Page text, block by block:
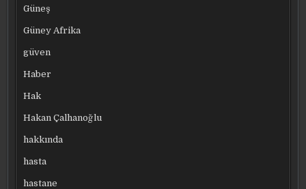
Güneş
Güney Afrika
güven
Haber
Hak
Hakan Çalhanoğlu
hakkında
hasta
hastane